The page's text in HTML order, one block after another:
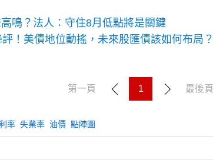
鳴？法人：守住8月低點將是關鍵
！美債地位動搖，未來股匯債該如何布局？
第一頁 1 最後頁
率 失業率 油價 點陣圖